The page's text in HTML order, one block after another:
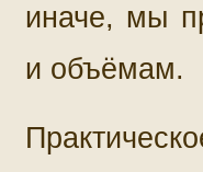
иначе, мы
и объёмам.